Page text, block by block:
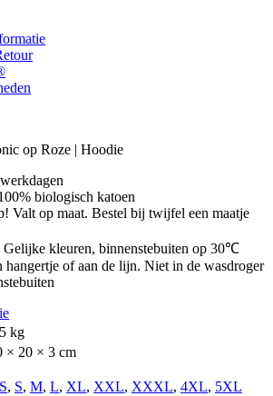
op Roze | Hoodie
biologisch katoen
Valt op maat. Bestel bij twijfel een maatje
Gelijke kleuren, binnenstebuiten op 30℃
hangertje of aan de lijn. Niet in de wasdroger
kg
× 20 × 3 cm
, S, M, L, XL, XXL, XXXL, 4XL, 5XL